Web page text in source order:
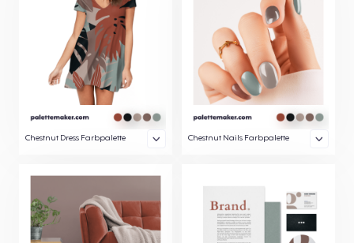
Chestnut Dress Farbpalette Chestnut Nails Farbpalette